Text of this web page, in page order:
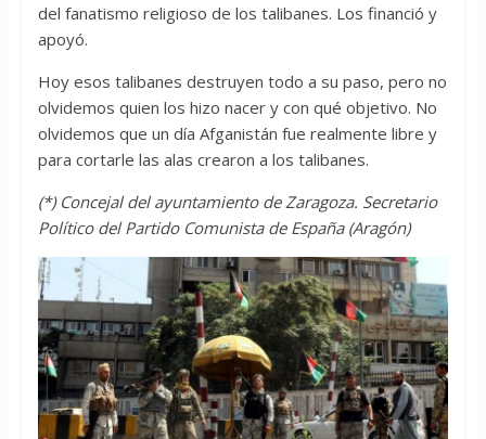
del fanatismo religioso de los talibanes. Los financió y
apoyó.
Hoy esos talibanes destruyen todo a su paso, pero no
olvidemos quien los hizo nacer y con qué objetivo. No
olvidemos que un día Afganistán fue realmente libre y
para cortarle las alas crearon a los talibanes.
(*) Concejal del ayuntamiento de Zaragoza. Secretario
Político del Partido Comunista de España (Aragón)